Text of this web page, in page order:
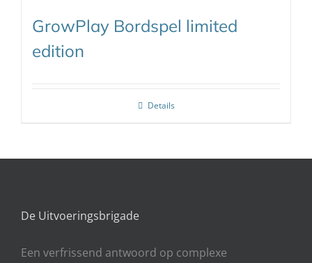
GrowPlay Bordspel limited
edition
Details
De Uitvoeringsbrigade
Een verfrissend antwoord op complexe